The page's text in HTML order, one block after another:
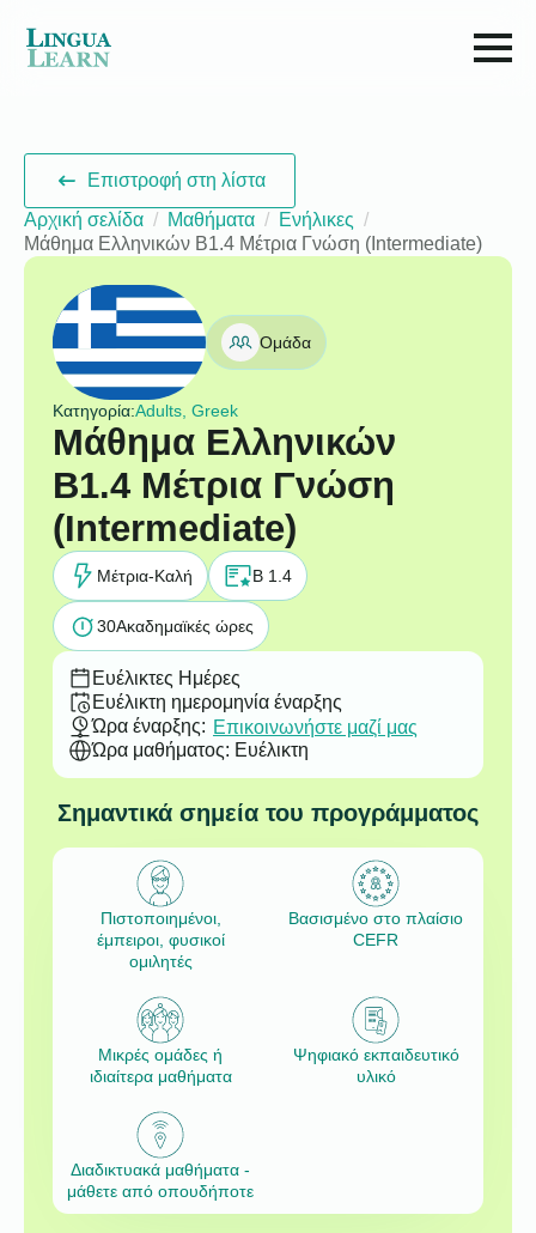
Επιστροφή στη λίστα
Αρχική σελίδα
Μαθήματα
Ενήλικες
Μάθημα Ελληνικών B1.4 Μέτρια Γνώση (Intermediate)
Ομάδα
Κατηγορία:Adults, Greek
Μάθημα Ελληνικών
B1.4 Μέτρια Γνώση
(Intermediate)
Μέτρια-Καλή B 1.4
30Ακαδημαϊκές ώρες
Ευέλικτες Ημέρες
Ευέλικτη ημερομηνία έναρξης
Ώρα έναρξης: Επικοινωνήστε μαζί μας
Ώρα μαθήματος: Ευέλικτη
Σημαντικά σημεία του προγράμματος
Πιστοποιημένοι,
έμπειροι, φυσικοί
ομιλητές
Βασισμένο στο πλαίσιο
CEFR
Μικρές ομάδες ή
ιδιαίτερα μαθήματα
Ψηφιακό εκπαιδευτικό
υλικό
Διαδικτυακά μαθήματα -
μάθετε από οπουδήποτε